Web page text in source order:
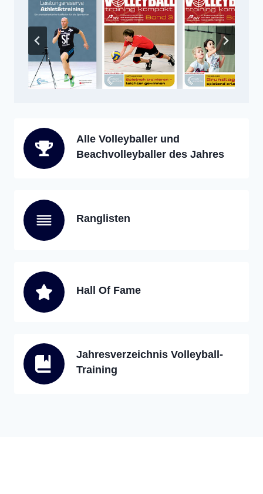
Alle Volleyballer und
Beachvolleyballer des Jahres
Ranglisten
Hall Of Fame
Jahresverzeichnis Volleyball-
Training